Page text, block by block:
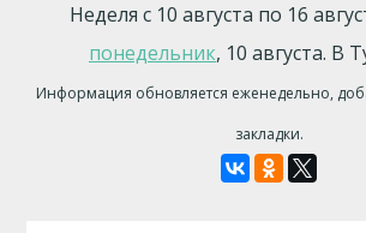
Неделя с 10 августа по 16
понедельник, 10 августа. В
Информация обновляется еженедельно,
закладки.